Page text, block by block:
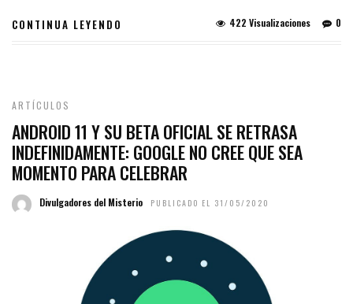
CONTINUA LEYENDO 0
422 Visualizaciones
ARTÍCULOS
ANDROID 11 Y SU BETA OFICIAL SE RETRASA
INDEFINIDAMENTE: GOOGLE NO CREE QUE SEA
MOMENTO PARA CELEBRAR
Divulgadores del Misterio PUBLICADO EL 31/05/2020